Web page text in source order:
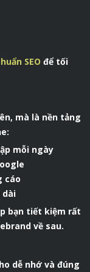
SEO để tối
mà là nền tảng
mỗi ngày
cáo
dài
bạn tiết kiệm rất
về sau.
dễ nhớ và đúng